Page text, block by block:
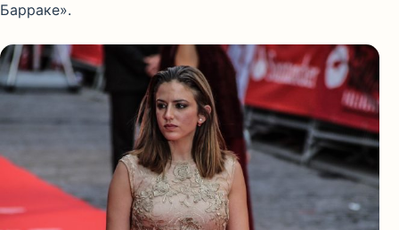
Барраке».